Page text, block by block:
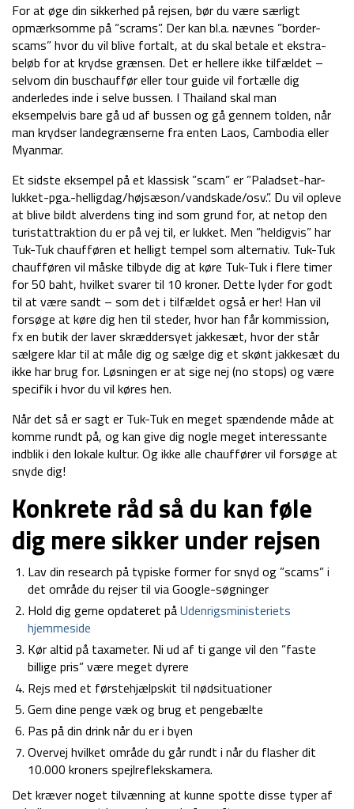
For at øge din sikkerhed på rejsen, bør du være særligt
opmærksomme på “scrams”. Der kan bl.a. nævnes ”border-
scams” hvor du vil blive fortalt, at du skal betale et ekstra-
beløb for at krydse grænsen. Det er hellere ikke tilfældet –
selvom din buschauffør eller tour guide vil fortælle dig
anderledes inde i selve bussen. I Thailand skal man
eksempelvis bare gå ud af bussen og gå gennem tolden, når
man krydser landegrænserne fra enten Laos, Cambodia eller
Myanmar.
Et sidste eksempel på et klassisk ”scam” er ”Paladset-har-
lukket-pga.-helligdag/højsæson/vandskade/osv.”. Du vil opleve
at blive bildt alverdens ting ind som grund for, at netop den
turistattraktion du er på vej til, er lukket. Men ”heldigvis” har
Tuk-Tuk chaufføren et helligt tempel som alternativ. Tuk-Tuk
chaufføren vil måske tilbyde dig at køre Tuk-Tuk i flere timer
for 50 baht, hvilket svarer til 10 kroner. Dette lyder for godt
til at være sandt – som det i tilfældet også er her! Han vil
forsøge at køre dig hen til steder, hvor han får kommission,
fx en butik der laver skræddersyet jakkesæt, hvor der står
sælgere klar til at måle dig og sælge dig et skønt jakkesæt du
ikke har brug for. Løsningen er at sige nej (no stops) og være
specifik i hvor du vil køres hen.
Når det så er sagt er Tuk-Tuk en meget spændende måde at
komme rundt på, og kan give dig nogle meget interessante
indblik i den lokale kultur. Og ikke alle chauffører vil forsøge at
snyde dig!
Konkrete råd så du kan føle
dig mere sikker under rejsen
Lav din research på typiske former for snyd og ”scams” i
det område du rejser til via Google-søgninger
Hold dig gerne opdateret påUdenrigsministeriets
hjemmeside
Kør altid på taxameter. Ni ud af ti gange vil den ”faste
billige pris” være meget dyrere
Rejs med et førstehjælpskit til nødsituationer
Gem dine penge væk og brug et pengebælte
Pas på din drink når du er i byen
Overvej hvilket område du går rundt i når du flasher dit
10.000 kroners spejlreflekskamera.
Det kræver noget tilvænning at kunne spotte disse typer af